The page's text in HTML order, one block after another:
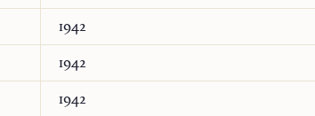
1942
1942
1942